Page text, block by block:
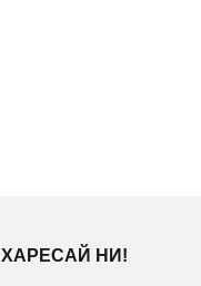
ХАРЕСАЙ НИ!